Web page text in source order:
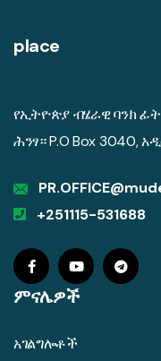
place
የኢትዮጵያ ብሄራዊ ባንክ
ሕንፃ። P.O Box 3040,
+251115-531688
ምናሌዎች
አገልግሎቶች